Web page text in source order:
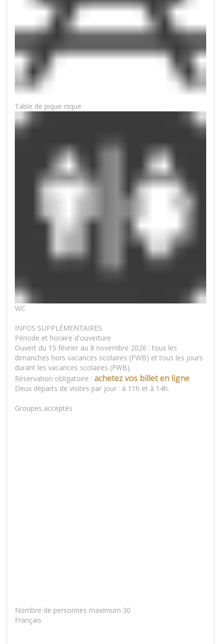
Table de pique-nique
WC
INFOS SUPPLÉMENTAIRES
Période et horaire d'ouverture
Ouvert du 15 février au 8 novembre 2026 : tous les
dimanches hors vacances scolaires (FWB) et tous les jours
durant les vacances scolaires (FWB).
Réservation obligatoire : achetez vos billet en ligne
Deux départs de visites par jour : à 11h et à 14h.
Groupes acceptés
Nombre de personnes maximum 30
Français